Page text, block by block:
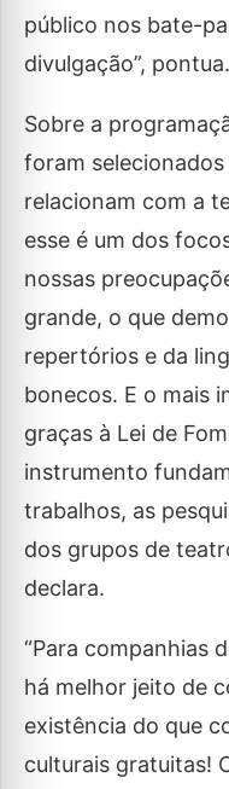
público nos bate-
divulgação”, pontua.
Sobre a
foram
relacionam com a
esse é um dos
nossas
grande, o que
repertórios e da
bonecos. E o mais
graças à Lei de
instrumento
trabalhos, as
dos grupos de
declara.
“Para companhias
há melhor jeito de
existência do que
culturais gratuitas!